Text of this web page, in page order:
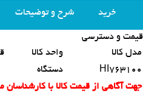
خرید شرح و توضیحات
محصولات مشابه
قیمت و دسترسی
مدل کالا
واحد کالا
HI763100
دستگاه
جهت آگاهی از قیمت کالا با کارشناسان